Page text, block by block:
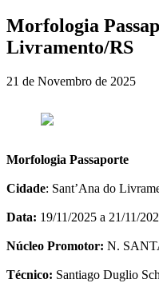
Morfologia
Livramento/RS
21 de Novembro de 2025
Morfologia Passaporte
Cidade: Sant’Ana do
Data: 19/11/2025 a 21/11/
Núcleo Promotor: N.
Técnico: Santiago Duglio